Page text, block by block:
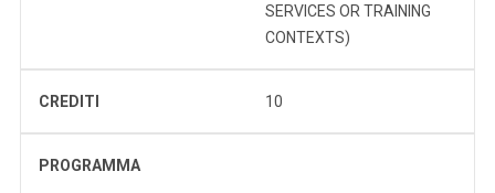
SERVICES OR TRAINING
CONTEXTS)
CREDITI 10
PROGRAMMA